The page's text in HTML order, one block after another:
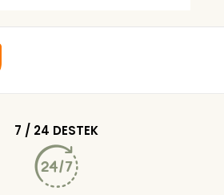
7 / 24 DESTEK